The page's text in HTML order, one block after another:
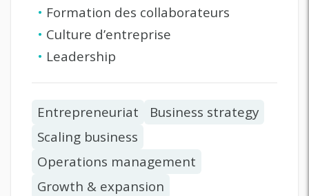
• Formation des collaborateurs
• Culture d’entreprise
• Leadership
Entrepreneuriat
Business strategy
Scaling business
Operations management
Growth & expansion